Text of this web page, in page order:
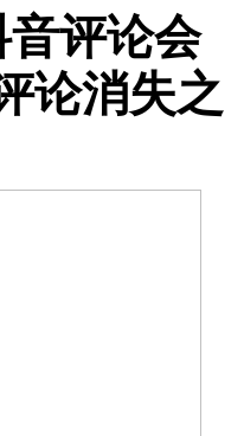
评论会
论消失之